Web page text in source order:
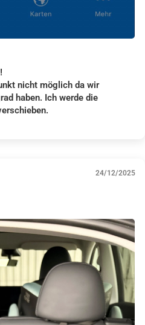
nicht möglich da wir
haben. Ich werde die
24/12/2025